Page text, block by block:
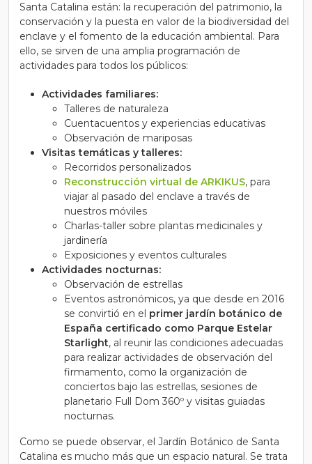
Santa Catalina están: la recuperación del patrimonio, la
conservación y la puesta en valor de la biodiversidad del
enclave y el fomento de la educación ambiental. Para
ello, se sirven de una amplia programación de
actividades para todos los públicos:
Actividades familiares:
Talleres de naturaleza
Cuentacuentos y experiencias educativas
Observación de mariposas
Visitas temáticas y talleres:
Recorridos personalizados
Reconstrucción virtual de ARKIKUS, para
viajar al pasado del enclave a través de
nuestros móviles
Charlas-taller sobre plantas medicinales y
jardinería
Exposiciones y eventos culturales
Actividades nocturnas:
Observación de estrellas
Eventos astronómicos, ya que desde en 2016
se convirtió en el primer jardín botánico de
España certificado como Parque Estelar
Starlight, al reunir las condiciones adecuadas
para realizar actividades de observación del
firmamento, como la organización de
conciertos bajo las estrellas, sesiones de
planetario Full Dom 360º y visitas guiadas
nocturnas.
Como se puede observar, el Jardín Botánico de Santa
Catalina es mucho más que un espacio natural. Se trata